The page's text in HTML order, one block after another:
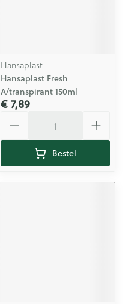
Hansaplast
Hansaplast Fresh
A/transpirant 150ml
€ 7,89
Bestel